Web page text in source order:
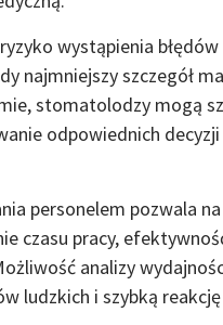
wystąpienia
najmniejszy szczegół
stomatolodzy mogą
odpowiednich
personelem pozwala
czasu pracy,
analizy
ludzkich i szybką